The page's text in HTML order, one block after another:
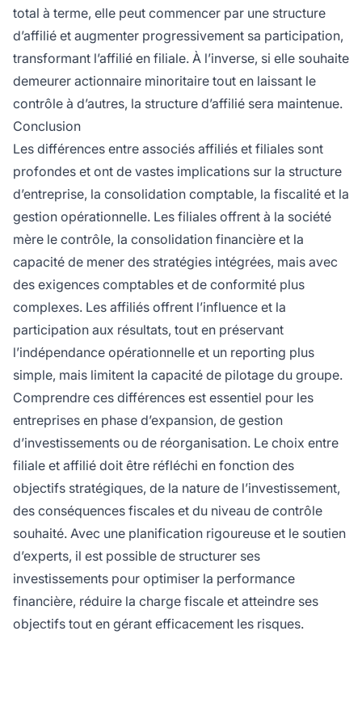
total à terme, elle peut commencer par une structure
d’affilié et augmenter progressivement sa participation,
transformant l’affilié en filiale. À l’inverse, si elle souhaite
demeurer actionnaire minoritaire tout en laissant le
contrôle à d’autres, la structure d’affilié sera maintenue.
Conclusion
Les différences entre associés affiliés et filiales sont
profondes et ont de vastes implications sur la structure
d’entreprise, la consolidation comptable, la fiscalité et la
gestion opérationnelle. Les filiales offrent à la société
mère le contrôle, la consolidation financière et la
capacité de mener des stratégies intégrées, mais avec
des exigences comptables et de conformité plus
complexes. Les affiliés offrent l’influence et la
participation aux résultats, tout en préservant
l’indépendance opérationnelle et un reporting plus
simple, mais limitent la capacité de pilotage du groupe.
Comprendre ces différences est essentiel pour les
entreprises en phase d’expansion, de gestion
d’investissements ou de réorganisation. Le choix entre
filiale et affilié doit être réfléchi en fonction des
objectifs stratégiques, de la nature de l’investissement,
des conséquences fiscales et du niveau de contrôle
souhaité. Avec une planification rigoureuse et le soutien
d’experts, il est possible de structurer ses
investissements pour optimiser la performance
financière, réduire la charge fiscale et atteindre ses
objectifs tout en gérant efficacement les risques.